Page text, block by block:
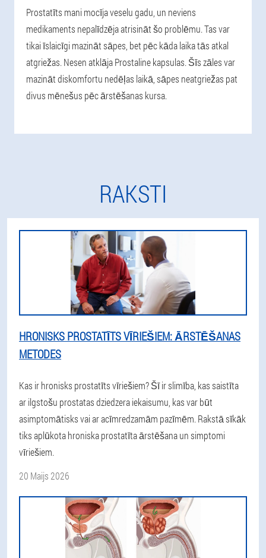
Prostatīts mani mocīja veselu gadu, un neviens
medikaments nepalīdzēja atrisināt šo problēmu. Tas var
tikai īslaicīgi mazināt sāpes, bet pēc kāda laika tās atkal
atgriežas. Nesen atklāja Prostaline kapsulas. Šīs zāles var
mazināt diskomfortu nedēļas laikā, sāpes neatgriežas pat
divus mēnešus pēc ārstēšanas kursa.
RAKSTI
HRONISKS PROSTATĪTS VĪRIEŠIEM: ĀRSTĒŠANAS
METODES
Kas ir hronisks prostatīts vīriešiem? Šī ir slimība, kas saistīta
ar ilgstošu prostatas dziedzera iekaisumu, kas var būt
asimptomātisks vai ar acīmredzamām pazīmēm. Rakstā sīkāk
tiks aplūkota hroniska prostatīta ārstēšana un simptomi
vīriešiem.
20 Maijs 2026